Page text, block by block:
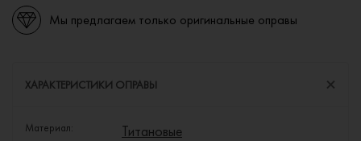
Мы предлагаем только оригинальные оправы
ХАРАКТЕРИСТИКИ ОПРАВЫ
Материал: Титановые